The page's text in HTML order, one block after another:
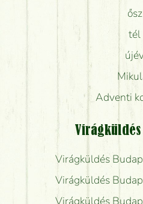
ősz
tél
Adventi
Virágküldés
Virágküldés
Virágküldés
Virágküldés